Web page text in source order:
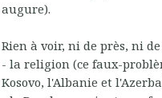
augure).
Rien à voir, ni de près, ni
- la religion (ce faux-
Kosovo, l'Albanie et